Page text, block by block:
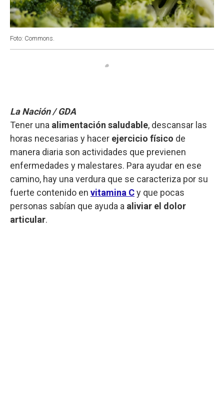
Foto: Commons.
La Nación / GDA
Tener una alimentación saludable, descansar las
horas necesarias y hacer ejercicio físico de
manera diaria son actividades que previenen
enfermedades y malestares. Para ayudar en ese
camino, hay una verdura que se caracteriza por su
fuerte contenido en vitamina Cy que pocas
personas sabían que ayuda a aliviar el dolor
articular.